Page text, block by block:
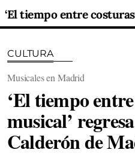
CULTURA
Musicales en Madrid
‘El tiempo
musical’
Calderón de